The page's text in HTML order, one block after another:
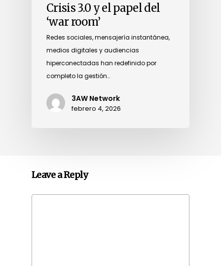
Crisis 3.0 y el papel del
‘war room’
Redes sociales, mensajería instantánea,
medios digitales y audiencias
hiperconectadas han redefinido por
completo la gestión…
3AW Network
febrero 4, 2026
Leave a Reply